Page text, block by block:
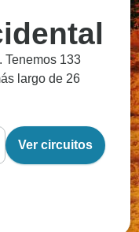
Tenemos 133
largo de 26
Ver circuitos